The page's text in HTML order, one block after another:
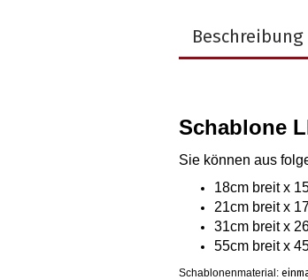
Beschreibung
Schablone
Sie können aus
18cm breit x
21cm breit x
31cm breit x
55cm breit x
Schablonenmaterial: